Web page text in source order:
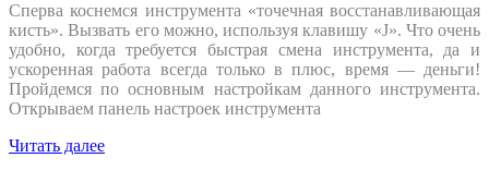
Сперва коснемся инструмента «точечная восстанавливающая
кисть». Вызвать его можно, используя клавишу «J». Что очень
удобно, когда требуется быстрая смена инструмента, да и
ускоренная работа всегда только в плюс, время — деньги!
Пройдемся по основным настройкам данного инструмента.
Открываем панель настроек инструмента
Читать далее